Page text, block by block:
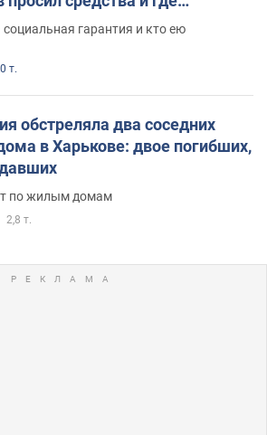
гарантия и кто ею
т.
обстреляла два соседних
в Харькове: двое погибших,
по жилым домам
2,8 т.